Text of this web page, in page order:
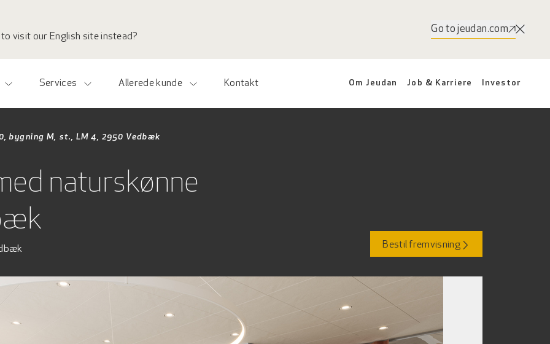
to visit our English site instead?
Go to jeudan.com
Services Allerede kunde Kontakt Om Jeudan Job & Karriere Investor
bygning M, st., LM 4, 2950 Vedbæk
naturskønne
Bestil fremvisning